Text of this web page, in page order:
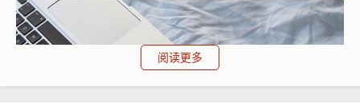
阅读更多